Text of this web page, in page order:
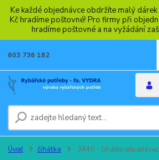
Ke každé objednávce obdržíte malý
Kč hradíme poštovné! Pro firmy při
hradíme poštovné a na vyžádání
603 736 182
Úvod čihátka 3440 - čihátko